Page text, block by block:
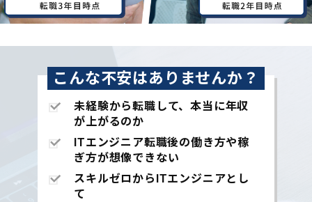
こんな不安はありませんか？
未経験から転職して、本当に年収
が上がるのか
ITエンジニア転職後の働き方や稼
ぎ方が想像できない
スキルゼロからITエンジニアとし
て